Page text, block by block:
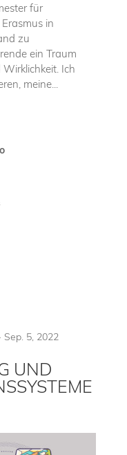
für
in
zu
ein Traum
Ich
meine...
Sep. 5, 2022
UND